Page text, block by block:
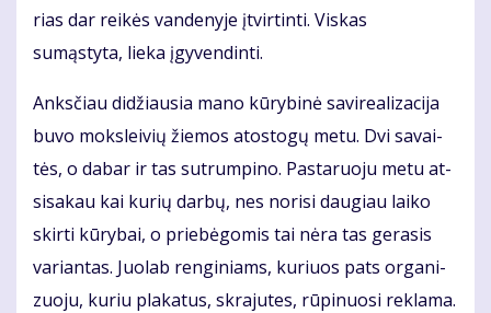
rias dar rei­kės van­de­nyje įtvirtinti. Viskas
sumąstyta, lieka įgyvendinti.
Anks­čiau di­džiau­sia ma­no kū­ry­bi­nė sa­vi­re­a­li­za­ci­ja
bu­vo moks­lei­vių žie­mos atos­to­gų me­tu. Dvi sa­vai­
tės, o da­bar ir tas su­trum­pi­no. Pas­ta­ruo­ju me­tu at­
si­sa­kau kai ku­rių dar­bų, nes no­ri­si dau­giau lai­ko
skir­ti kū­ry­bai, o prie­bė­go­mis tai nė­ra tas ge­ra­sis
va­rian­tas. Juo­lab ren­gi­niams, ku­riuos pats or­ga­ni­
zuo­ju, ku­riu pla­ka­tus, skra­ju­tes, rū­pi­nuo­si re­kla­ma.